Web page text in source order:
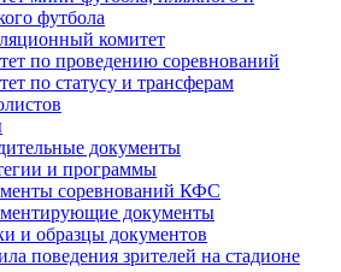
футбола
комитет
по проведению соревнований
по статусу и трансферам
документы
и программы
соревнований КФС
документы
и образцы документов
поведения зрителей на стадионе